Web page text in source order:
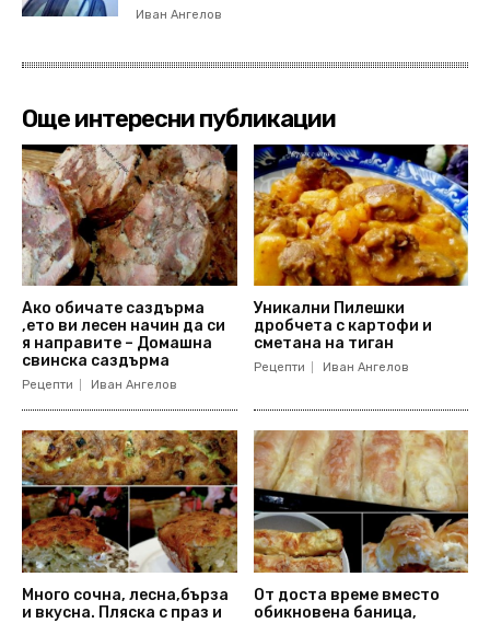
Иван Ангелов
Още интересни публикации
Ако обичате саздърма
,ето ви лесен начин да си
я направите – Домашна
свинска саздърма
Рецепти Иван Ангелов
Уникални Пилешки
дробчета с картофи и
сметана на тиган
Рецепти Иван Ангелов
Много сочна, лесна,бърза
и вкусна. Пляска с праз и
От доста време вместо
обикновена баница,